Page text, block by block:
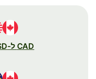
CAD ל-USD